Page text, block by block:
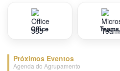
Office Teams
Próximos Eventos
Agenda do Agrupamento